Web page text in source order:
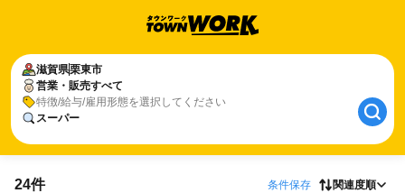
滋賀県栗東市
営業・販売すべて
特徴/給与/雇用形態を選択してください
スーパー
24件 条件保存 関連度順